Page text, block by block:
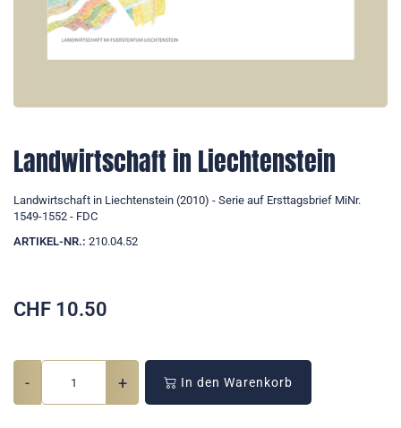
Landwirtschaft in Liechtenstein
Landwirtschaft in Liechtenstein (2010) - Serie auf Ersttagsbrief MiNr.
1549-1552 - FDC
ARTIKEL-NR.: 210.04.52
CHF 10.50
- + In den Warenkorb